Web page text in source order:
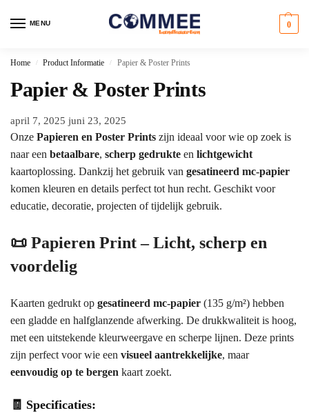
MENU 0
Home / Product Informatie / Papier & Poster Prints
Papier & Poster Prints
april 7, 2025 juni 23, 2025
Onze Papieren en Poster Prints zijn ideaal voor wie op zoek is
naar een betaalbare, scherp gedrukte en lichtgewicht
kaartoplossing. Dankzij het gebruik van gesatineerd mc-papier
komen kleuren en details perfect tot hun recht. Geschikt voor
educatie, decoratie, projecten of tijdelijk gebruik.
📜 Papieren Print – Licht, scherp en
voordelig
Kaarten gedrukt op gesatineerd mc-papier (135 g/m²) hebben
een gladde en halfglanzende afwerking. De drukkwaliteit is hoog,
met een uitstekende kleurweergave en scherpe lijnen. Deze prints
zijn perfect voor wie een visueel aantrekkelijke, maar
eenvoudig op te bergen kaart zoekt.
🧾 Specificaties: